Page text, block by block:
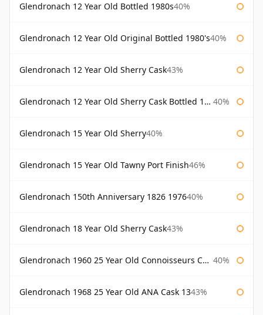
Glendronach 12 Year Old Bottled 1980s40%
Glendronach 12 Year Old Original Bottled 1980's40%
Glendronach 12 Year Old Sherry Cask43%
Glendronach 12 Year Old Sherry Cask Bottled 1980s 40%
Glendronach 15 Year Old Sherry40%
Glendronach 15 Year Old Tawny Port Finish46%
Glendronach 150th Anniversary 1826 197640%
Glendronach 18 Year Old Sherry Cask43%
Glendronach 1960 25 Year Old Connoisseurs Choice Gordon & Macphail 40%
Glendronach 1968 25 Year Old ANA Cask 1343%